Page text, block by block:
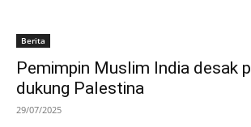
Berita
Pemimpin Muslim India desak
dukung Palestina
29/07/2025